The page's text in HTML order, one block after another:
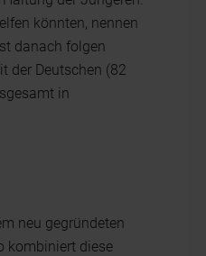
könnten, nennen
danach folgen
der Deutschen (82
in
neu gegründeten
kombiniert diese